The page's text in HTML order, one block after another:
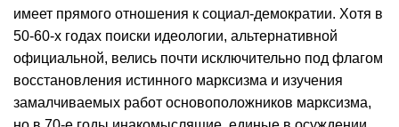
имеет прямого отношения к социал-демократии. Хотя в
50-60-х годах поиски идеологии, альтернативной
официальной, велись почти исключительно под флагом
восстановления истинного марксизма и изучения
замалчиваемых работ основоположников марксизма,